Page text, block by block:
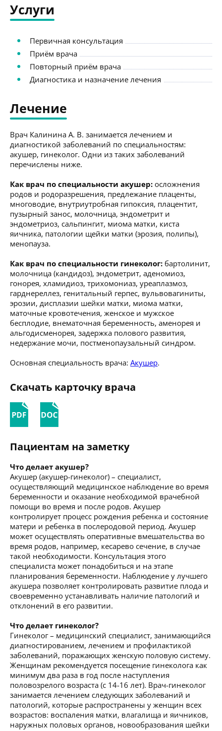
Услуги
Первичная консультация
Приём врача
Повторный приём врача
Диагностика и назначение лечения
Лечение
Врач Калинина А. В. занимается лечением и
диагностикой заболеваний по специальностям:
акушер, гинеколог. Одни из таких заболеваний
перечислены ниже.
Как врач по специальности акушер: осложнения
родов и родоразрешения, предлежание плаценты,
многоводие, внутриутробная гипоксия, плацентит,
пузырный занос, молочница, эндометрит и
эндометриоз, сальпингит, миома матки, киста
яичника, патологии щейки матки (эрозия, полипы),
менопауза.
Как врач по специальности гинеколог: бартолинит,
молочница (кандидоз), эндометрит, аденомиоз,
гонорея, хламидиоз, трихомониаз, уреаплазмоз,
гарднереллез, генитальный герпес, вульвовагиниты,
эрозии, дисплазии шейки матки, миома матки,
маточные кровотечения, женское и мужское
бесплодие, внематочная беременность, аменорея и
альгодисменорея, задержка полового развития,
недержание мочи, постменопаузальный синдром.
Основная специальность врача: Акушер.
Скачать карточку врача
Пациентам на заметку
Что делает акушер?
Акушер (акушер-гинеколог) – специалист,
осуществляющий медицинское наблюдение во время
беременности и оказание необходимой врачебной
помощи во время и после родов. Акушер
контролирует процесс рождения ребенка и состояние
матери и ребенка в послеродовой период. Акушер
может осуществлять оперативные вмешательства во
время родов, например, кесарево сечение, в случае
такой необходимости. Консультация этого
специалиста может понадобиться и на этапе
планирования беременности. Наблюдение у лучшего
акушера позволяет контролировать развитие плода и
своевременно устанавливать наличие патологий и
отклонений в его развитии.
Что делает гинеколог?
Гинеколог – медицинский специалист, занимающийся
диагностированием, лечением и профилактикой
заболеваний, поражающих женскую половую систему.
Женщинам рекомендуется посещение гинеколога как
минимум два раза в год после наступления
половозрелого возраста (с 14-16 лет). Врач-гинеколог
занимается лечением следующих заболеваний и
патологий, которые распространены у женщин всех
возрастов: воспаления матки, влагалища и яичников,
наружных половых органов, новообразования шейки